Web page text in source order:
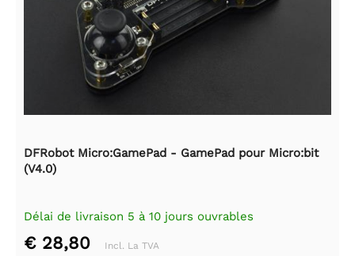
DFRobot Micro:GamePad - GamePad pour Micro:bit
(V4.0)
Délai de livraison 5 à 10 jours ouvrables
€ 28,80 Incl. La TVA